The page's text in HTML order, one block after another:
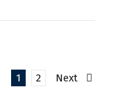
1 2 Next